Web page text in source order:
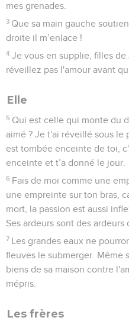
mes grenades.
3 Que sa main gauche
droite il m’enlace !
4 Je vous en supplie, filles
réveillez pas l'amour avant
Elle
5 Qui est celle qui monte du
aimé ? Je t'ai réveillé sous le
est tombée enceinte de toi,
enceinte et t’a donné le jour.
6 Fais de moi comme une
une empreinte sur ton bras,
mort, la passion est aussi
Ses ardeurs sont des
7 Les grandes eaux ne
fleuves le submerger. Même
biens de sa maison contre
mépris.
Les frères